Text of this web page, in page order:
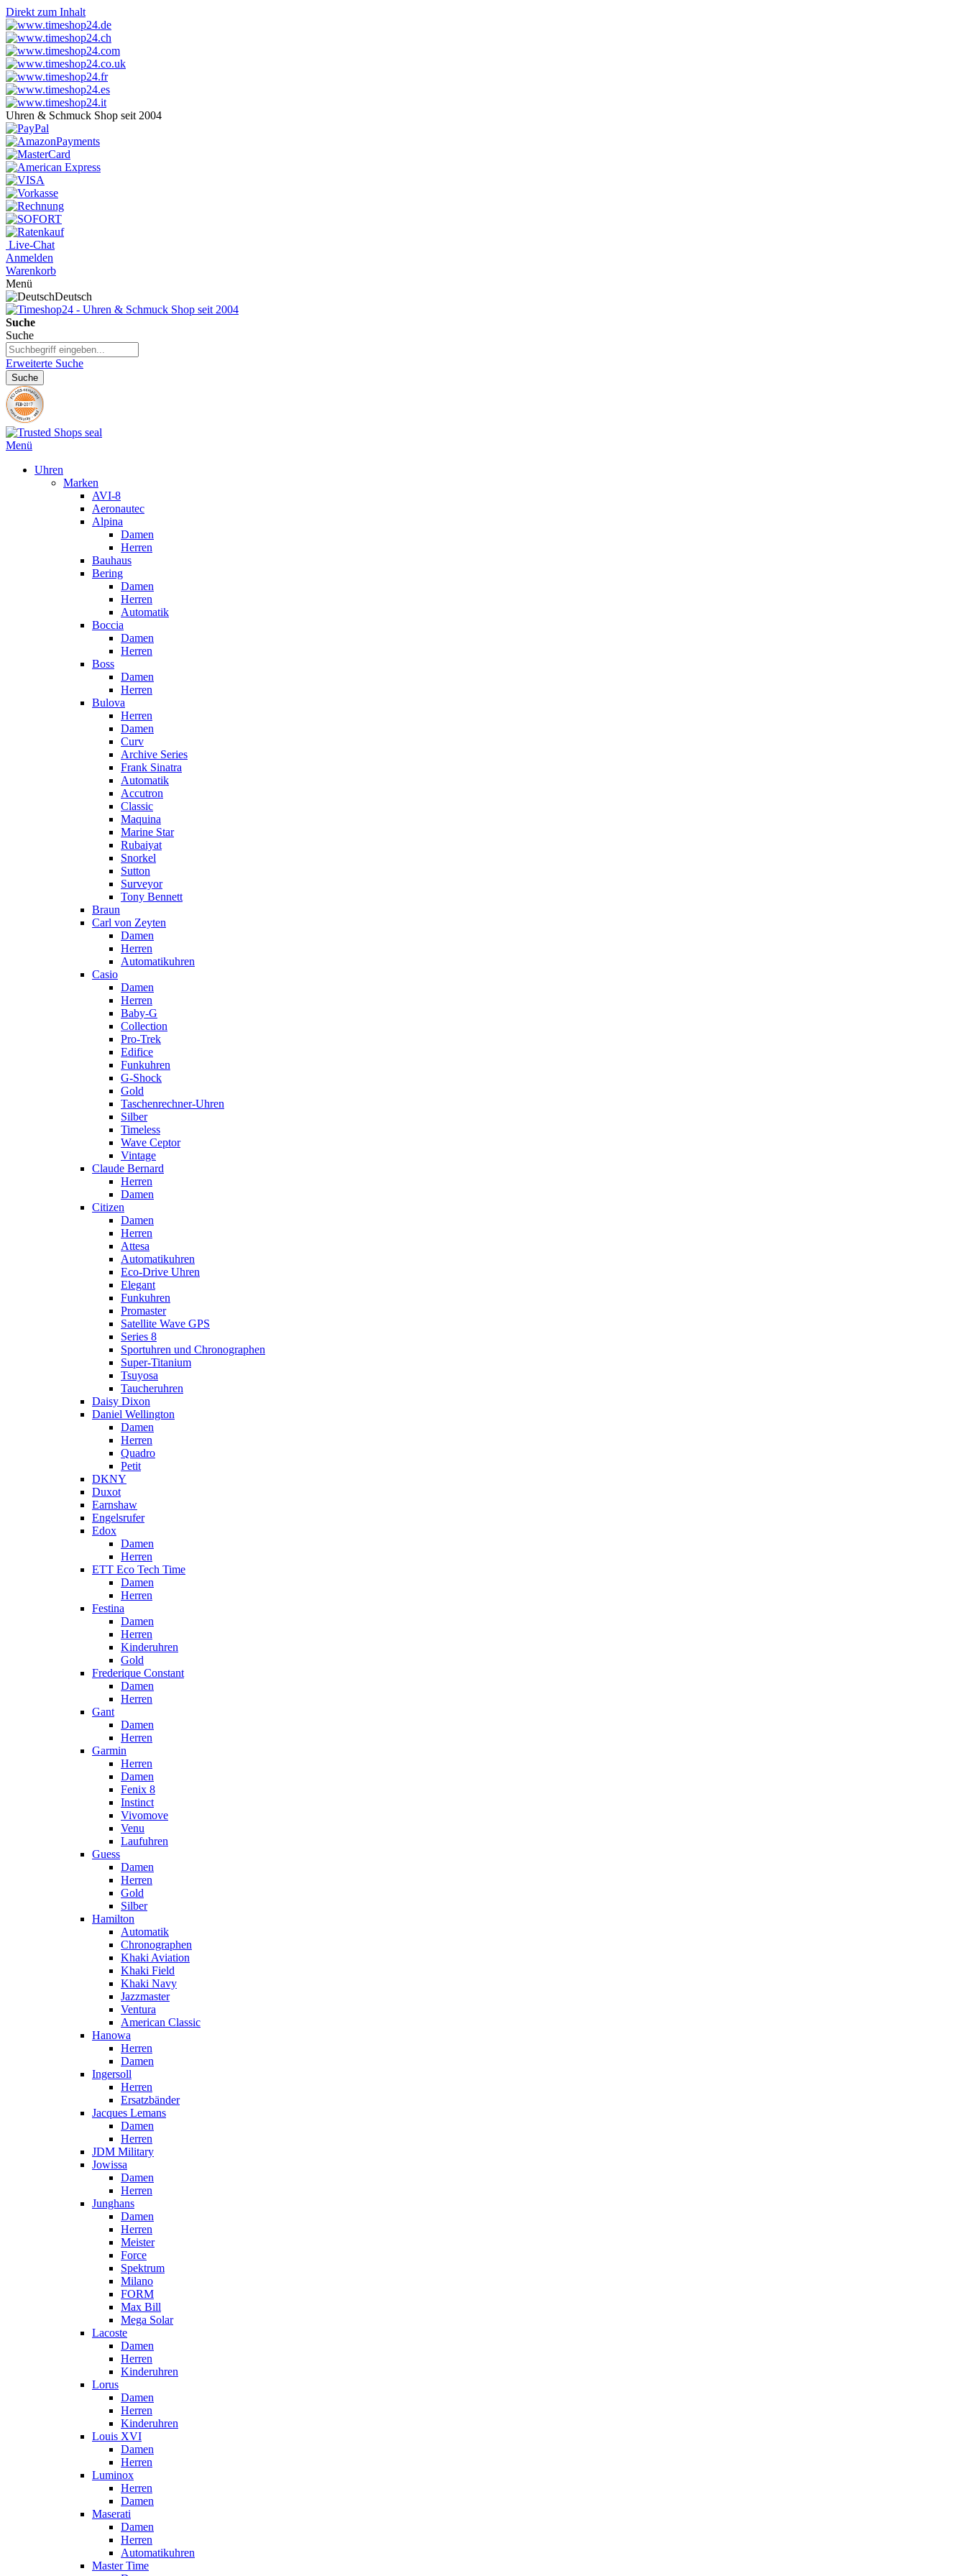
Direkt zum Inhalt
Uhren & Schmuck Shop seit 2004
Live-Chat
Anmelden
Warenkorb
Menü
Deutsch
Suche
Suche
Erweiterte Suche
Suche
Menü
Uhren
Marken
AVI-8
Aeronautec
Alpina
Damen
Herren
Bauhaus
Bering
Damen
Herren
Automatik
Boccia
Damen
Herren
Boss
Damen
Herren
Bulova
Herren
Damen
Curv
Archive Series
Frank Sinatra
Automatik
Accutron
Classic
Maquina
Marine Star
Rubaiyat
Snorkel
Sutton
Surveyor
Tony Bennett
Braun
Carl von Zeyten
Damen
Herren
Automatikuhren
Casio
Damen
Herren
Baby-G
Collection
Pro-Trek
Edifice
Funkuhren
G-Shock
Gold
Taschenrechner-Uhren
Silber
Timeless
Wave Ceptor
Vintage
Claude Bernard
Herren
Damen
Citizen
Damen
Herren
Attesa
Automatikuhren
Eco-Drive Uhren
Elegant
Funkuhren
Promaster
Satellite Wave GPS
Series 8
Sportuhren und Chronographen
Super-Titanium
Tsuyosa
Taucheruhren
Daisy Dixon
Daniel Wellington
Damen
Herren
Quadro
Petit
DKNY
Duxot
Earnshaw
Engelsrufer
Edox
Damen
Herren
ETT Eco Tech Time
Damen
Herren
Festina
Damen
Herren
Kinderuhren
Gold
Frederique Constant
Damen
Herren
Gant
Damen
Herren
Garmin
Herren
Damen
Fenix 8
Instinct
Vivomove
Venu
Laufuhren
Guess
Damen
Herren
Gold
Silber
Hamilton
Automatik
Chronographen
Khaki Aviation
Khaki Field
Khaki Navy
Jazzmaster
Ventura
American Classic
Hanowa
Herren
Damen
Ingersoll
Herren
Ersatzbänder
Jacques Lemans
Damen
Herren
JDM Military
Jowissa
Damen
Herren
Junghans
Damen
Herren
Meister
Force
Spektrum
Milano
FORM
Max Bill
Mega Solar
Lacoste
Damen
Herren
Kinderuhren
Lorus
Damen
Herren
Kinderuhren
Louis XVI
Damen
Herren
Luminox
Herren
Damen
Maserati
Damen
Herren
Automatikuhren
Master Time